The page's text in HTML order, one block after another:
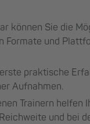
können Sie die
Formate und
praktische
Aufnahmen.
Trainern helfen
und bei